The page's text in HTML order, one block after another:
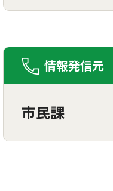
情報発信元
市民課